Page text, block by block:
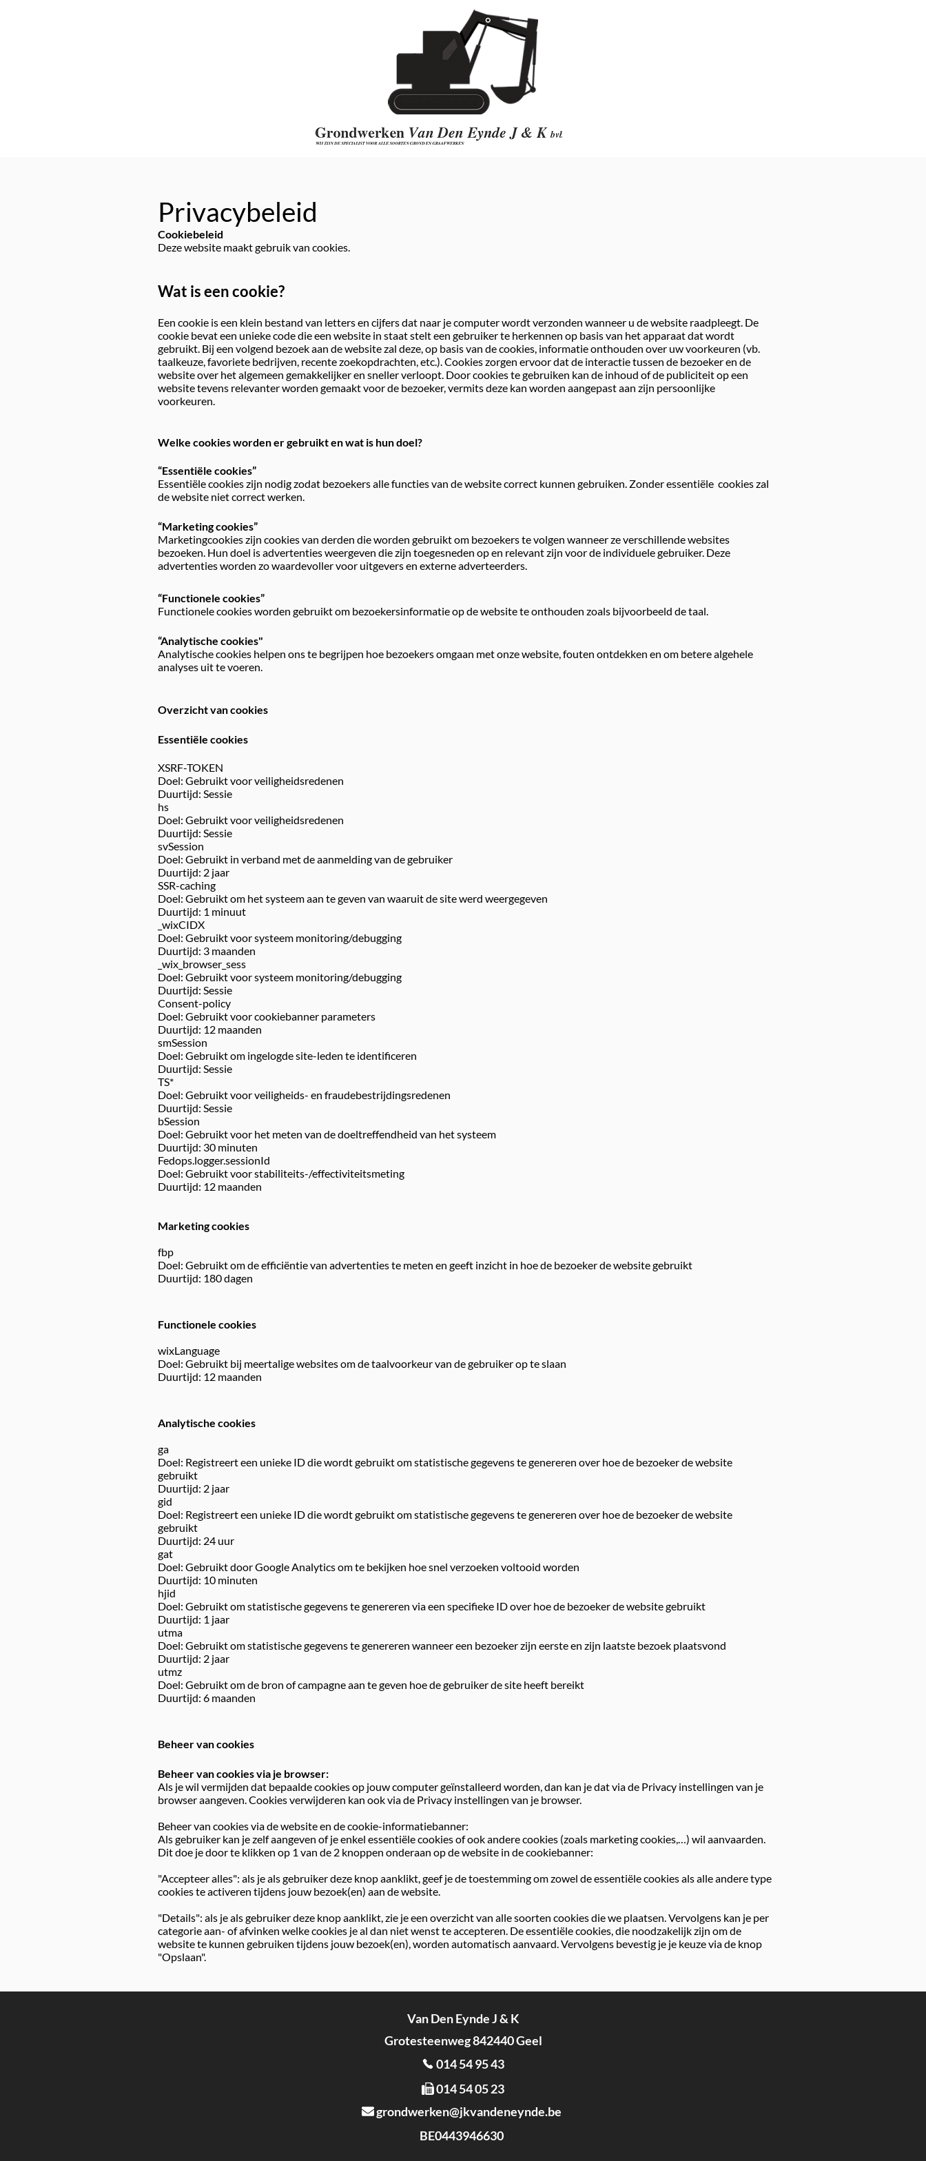
Van Den Eynde J & K
Grotesteenweg 842440 Geel
014 54 95 43
014 54 05 23
grondwerken@jkvandeneynde.be
BE0443946630
Privacybeleid
Cookiebeleid
Deze website maakt gebruik van cookies.
Wat is een cookie?
Een cookie is een klein bestand van letters en cijfers dat naar je computer wordt verzonden wanneer u de website raadpleegt. De
cookie bevat een unieke code die een website in staat stelt een gebruiker te herkennen op basis van het apparaat dat wordt
gebruikt. Bij een volgend bezoek aan de website zal deze, op basis van de cookies, informatie onthouden over uw voorkeuren (vb.
taalkeuze, favoriete bedrijven, recente zoekopdrachten, etc.). Cookies zorgen ervoor dat de interactie tussen de bezoeker en de
website over het algemeen gemakkelijker en sneller verloopt. Door cookies te gebruiken kan de inhoud of de publiciteit op een
website tevens relevanter worden gemaakt voor de bezoeker, vermits deze kan worden aangepast aan zijn persoonlijke
voorkeuren.
Welke cookies worden er gebruikt en wat is hun doel?
“Essentiële cookies”
Essentiële cookies zijn nodig zodat bezoekers alle functies van de website correct kunnen gebruiken. Zonder essentiële cookies zal
de website niet correct werken.
“Marketing cookies”
Marketingcookies zijn cookies van derden die worden gebruikt om bezoekers te volgen wanneer ze verschillende websites
bezoeken. Hun doel is advertenties weergeven die zijn toegesneden op en relevant zijn voor de individuele gebruiker. Deze
advertenties worden zo waardevoller voor uitgevers en externe adverteerders.
“Functionele cookies”
Functionele cookies worden gebruikt om bezoekersinformatie op de website te onthouden zoals bijvoorbeeld de taal.
“Analytische cookies"
Analytische cookies helpen ons te begrijpen hoe bezoekers omgaan met onze website, fouten ontdekken en om betere algehele
analyses uit te voeren.
Overzicht van cookies
Essentiële cookies
XSRF-TOKEN
Doel: Gebruikt voor veiligheidsredenen
Duurtijd: Sessie
hs
Doel: Gebruikt voor veiligheidsredenen
Duurtijd: Sessie
svSession
Doel: Gebruikt in verband met de aanmelding van de gebruiker
Duurtijd: 2 jaar
SSR-caching
Doel: Gebruikt om het systeem aan te geven van waaruit de site werd weergegeven
Duurtijd: 1 minuut
_wixCIDX
Doel: Gebruikt voor systeem monitoring/debugging
Duurtijd: 3 maanden
_wix_browser_sess
Doel: Gebruikt voor systeem monitoring/debugging
Duurtijd: Sessie
Consent-policy
Doel: Gebruikt voor cookiebanner parameters
Duurtijd: 12 maanden
smSession
Doel: Gebruikt om ingelogde site-leden te identificeren
Duurtijd: Sessie
TS*
Doel: Gebruikt voor veiligheids- en fraudebestrijdingsredenen
Duurtijd: Sessie
bSession
Doel: Gebruikt voor het meten van de doeltreffendheid van het systeem
Duurtijd: 30 minuten
Fedops.logger.sessionId
Doel: Gebruikt voor stabiliteits-/effectiviteitsmeting
Duurtijd: 12 maanden
Marketing cookies
fbp
Doel: Gebruikt om de efficiëntie van advertenties te meten en geeft inzicht in hoe de bezoeker de website gebruikt
Duurtijd: 180 dagen
Functionele cookies
wixLanguage
Doel: Gebruikt bij meertalige websites om de taalvoorkeur van de gebruiker op te slaan
Duurtijd: 12 maanden
Analytische cookies
ga
Doel: Registreert een unieke ID die wordt gebruikt om statistische gegevens te genereren over hoe de bezoeker de website
gebruikt
Duurtijd: 2 jaar
gid
Doel: Registreert een unieke ID die wordt gebruikt om statistische gegevens te genereren over hoe de bezoeker de website
gebruikt
Duurtijd: 24 uur
gat
Doel: Gebruikt door Google Analytics om te bekijken hoe snel verzoeken voltooid worden
Duurtijd: 10 minuten
hjid
Doel: Gebruikt om statistische gegevens te genereren via een specifieke ID over hoe de bezoeker de website gebruikt
Duurtijd: 1 jaar
utma
Doel: Gebruikt om statistische gegevens te genereren wanneer een bezoeker zijn eerste en zijn laatste bezoek plaatsvond
Duurtijd: 2 jaar
utmz
Doel: Gebruikt om de bron of campagne aan te geven hoe de gebruiker de site heeft bereikt
Duurtijd: 6 maanden
Beheer van cookies
Beheer van cookies via je browser:
Als je wil vermijden dat bepaalde cookies op jouw computer geïnstalleerd worden, dan kan je dat via de Privacy instellingen van je
browser aangeven. Cookies verwijderen kan ook via de Privacy instellingen van je browser.
Beheer van cookies via de website en de cookie-informatiebanner:
Als gebruiker kan je zelf aangeven of je enkel essentiële cookies of ook andere cookies (zoals marketing cookies,…) wil aanvaarden.
Dit doe je door te klikken op 1 van de 2 knoppen onderaan op de website in de cookiebanner:
"Accepteer alles": als je als gebruiker deze knop aanklikt, geef je de toestemming om zowel de essentiële cookies als alle andere type
cookies te activeren tijdens jouw bezoek(en) aan de website.
"Details": als je als gebruiker deze knop aanklikt, zie je een overzicht van alle soorten cookies die we plaatsen. Vervolgens kan je per
categorie aan- of afvinken welke cookies je al dan niet wenst te accepteren. De essentiële cookies, die noodzakelijk zijn om de
website te kunnen gebruiken tijdens jouw bezoek(en), worden automatisch aanvaard. Vervolgens bevestig je je keuze via de knop
"Opslaan".